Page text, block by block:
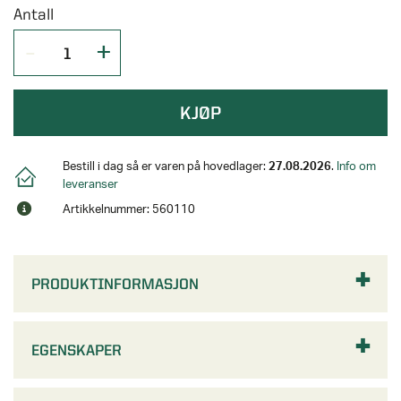
Antall
KJØP
Bestill i dag så er varen på hovedlager: 27.08.2026. Info om
leveranser
Artikkelnummer: 560110
PRODUKTINFORMASJON
EGENSKAPER